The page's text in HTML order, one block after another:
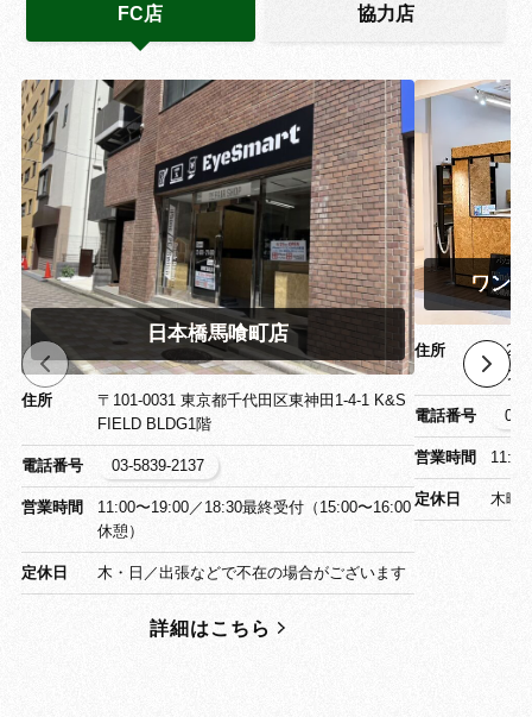
FC店 協力店
日本橋馬喰町店
住所
〒101-0031 東京都千代田区東神田1-4-1 K&S
FIELD BLDG1階
電話番号 03-5839-2137
営業時間
11:00〜19:00／18:30最終受付（15:00〜16:00
休憩）
定休日 木・日／出張などで不在の場合がございます
詳細はこちら
ワン
住所
〒
ワン
電話番号
営業時間
定休日 木曜